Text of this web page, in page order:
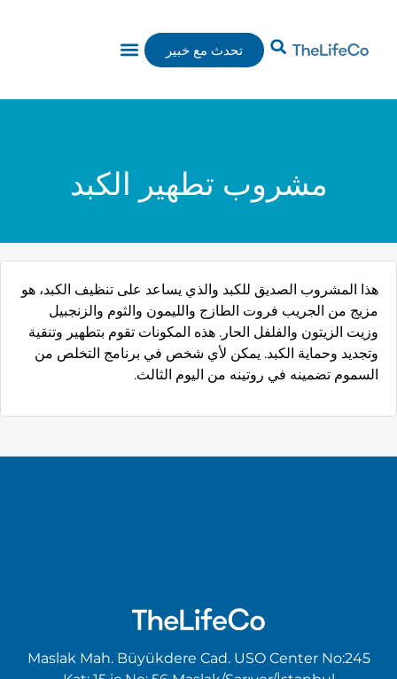
تحدث مع خبير
مشروب تطهير الكبد
هذا المشروب الصديق للكبد والذي يساعد على تنظيف الكبد، هو
مزيج من الجريب فروت الطازج والليمون والثوم والزنجبيل
وزيت الزيتون والفلفل الحار. هذه المكونات تقوم بتطهير وتنقية
وتجديد وحماية الكبد. يمكن لأي شخص في برنامج التخلص من
السموم تضمينه في روتينه من اليوم الثالث.
Maslak Mah. Büyükdere Cad. USO Center No:245